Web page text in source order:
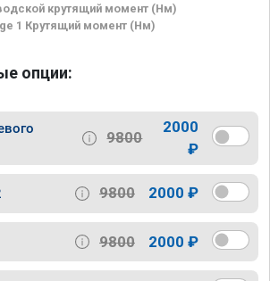
крутящий момент (Нм)
1 Крутящий момент (Нм)
опции:
9800
2000
₽
9800 2000 ₽
9800 2000 ₽